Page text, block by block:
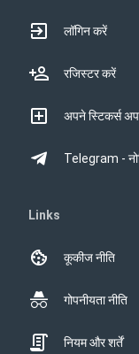
लॉगिन करें
रजिस्टर करें
अपने स्टिकर्स
Telegram -
Links
कूकीज नीति
गोपनीयता नीति
नियम और शर्तें